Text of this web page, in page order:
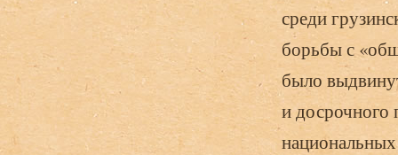
среди
борьбы с
было
и досрочного